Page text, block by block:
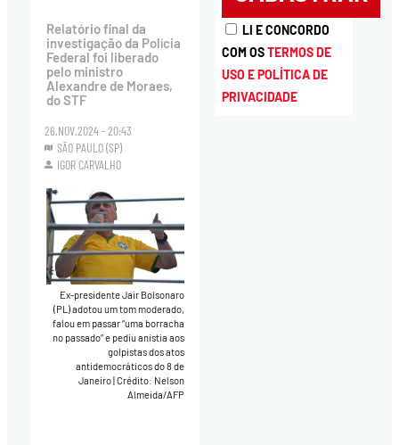
Relatório final da
investigação da Polícia
Federal foi liberado
pelo ministro
Alexandre de Moraes,
do STF
26.NOV.2024 - 20:43
SÃO PAULO (SP)
IGOR CARVALHO
Ex-presidente Jair Bolsonaro
(PL) adotou um tom moderado,
falou em passar “uma borracha
no passado” e pediu anistia aos
golpistas dos atos
antidemocráticos do 8 de
Janeiro Crédito: Nelson
Almeida/AFP
LI E CONCORDO
COM OSTERMOS DE
USO E POLÍTICA DE
PRIVACIDADE